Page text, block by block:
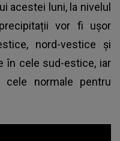
acestei luni, la nivelul
vor fi ușor
nord-vestice și
în cele sud-estice, iar
normale pentru